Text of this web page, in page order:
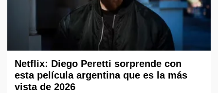
Netflix: Diego Peretti sorprende con
esta película argentina que es la más
vista de 2026